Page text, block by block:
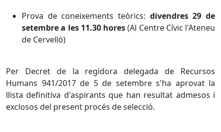
Prova de coneixements teòrics: divendres 29 de
setembre a les 11.30 hores(Al Centre Cívic l'Ateneu
de Cervelló)
Per Decret de la regidora delegada de Recursos
Humans 941/2017 de 5 de setembre s'ha aprovat la
llista definitiva d'aspirants que han resultat admesos i
exclosos del present procés de selecció.